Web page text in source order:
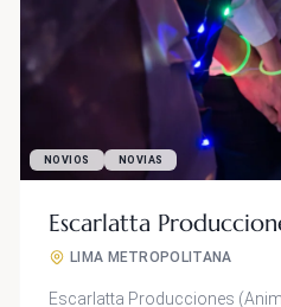
NOVIOS NOVIAS
Escarlatta
LIMA METROPOLITANA
Escarlatta Producciones